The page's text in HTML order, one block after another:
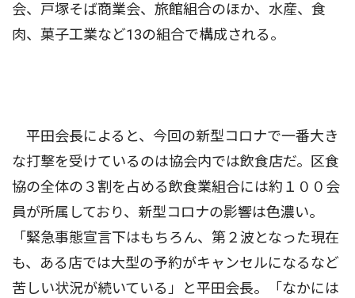
会、戸塚そば商業会、旅館組合のほか、水産、食
肉、菓子工業など13の組合で構成される。
平田会長によると、今回の新型コロナで一番大き
な打撃を受けているのは協会内では飲食店だ。区食
協の全体の３割を占める飲食業組合には約１００会
員が所属しており、新型コロナの影響は色濃い。
「緊急事態宣言下はもちろん、第２波となった現在
も、ある店では大型の予約がキャンセルになるなど
苦しい状況が続いている」と平田会長。「なかには